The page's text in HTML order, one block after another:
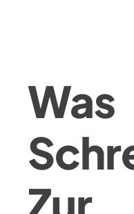
Was